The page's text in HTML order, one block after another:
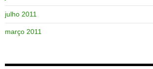
julho 2011
março 2011